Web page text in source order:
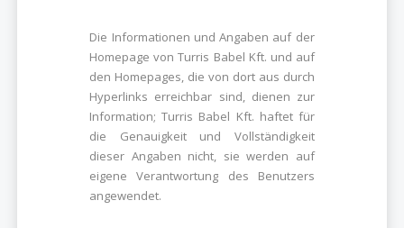
Die Informationen und Angaben auf der
Homepage von Turris Babel Kft. und auf
den Homepages, die von dort aus durch
Hyperlinks erreichbar sind, dienen zur
Information; Turris Babel Kft. haftet für
die Genauigkeit und Vollständigkeit
dieser Angaben nicht, sie werden auf
eigene Verantwortung des Benutzers
angewendet.